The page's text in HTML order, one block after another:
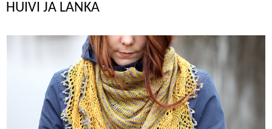
HUIVI JA LANKA